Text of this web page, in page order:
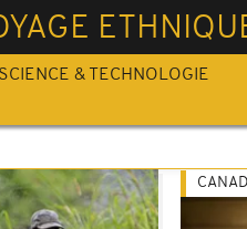
SCIENCE & TECHNOLOGIE